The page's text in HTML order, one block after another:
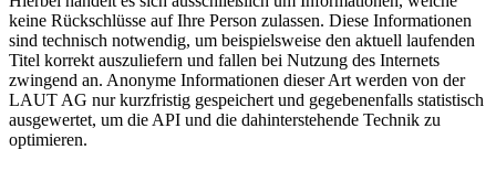
keine Rückschlüsse auf Ihre Person zulassen. Diese Informationen
sind technisch notwendig, um beispielsweise den aktuell laufenden
Titel korrekt auszuliefern und fallen bei Nutzung des Internets
zwingend an. Anonyme Informationen dieser Art werden von der
LAUT AG nur kurzfristig gespeichert und gegebenenfalls statistisch
ausgewertet, um die API und die dahinterstehende Technik zu
optimieren.